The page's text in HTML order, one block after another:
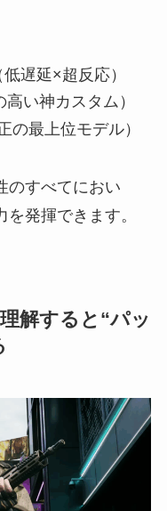
低遅延×超反応）
高い神カスタム）
の最上位モデル）
のすべてにおい
発揮できます。
解すると“パッ